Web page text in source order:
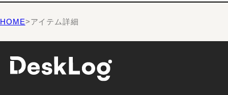
HOME>アイテム詳細